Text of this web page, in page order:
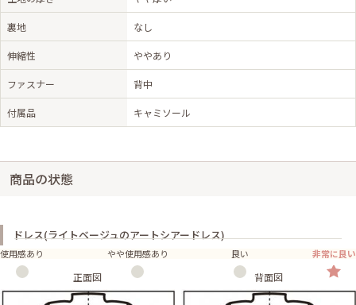
裏地 なし
伸縮性 ややあり
ファスナー 背中
付属品 キャミソール
商品の状態
ドレス(ライトベージュのアートシアードレス)
使用感あり やや使用感あり 良い 非常に良い
正面図 背面図